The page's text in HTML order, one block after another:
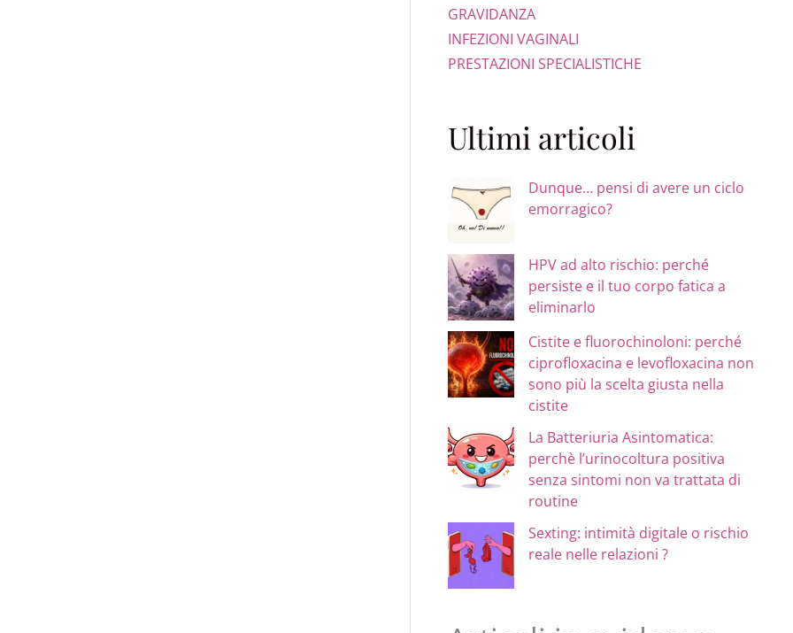
GRAVIDANZA
INFEZIONI VAGINALI
PRESTAZIONI SPECIALISTICHE
Ultimi articoli
Dunque… pensi di avere un ciclo
emorragico?
HPV ad alto rischio: perché
persiste e il tuo corpo fatica a
eliminarlo
Cistite e fluorochinoloni: perché
ciprofloxacina e levofloxacina non
sono più la scelta giusta nella
cistite
La Batteriuria Asintomatica:
perchè l’urinocoltura positiva
senza sintomi non va trattata di
routine
Sexting: intimità digitale o rischio
reale nelle relazioni ?